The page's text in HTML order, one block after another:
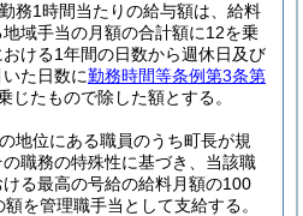
務1時間当たりの給与額は、給料
域手当の月額の合計額に12を乗
ける1年間の日数から週休日及び
た日数に勤務時間等条例第3条第
じたもので除した額とする。
地位にある職員のうち町長が規
職務の特殊性に基づき、当該職
る最高の号給の給料月額の100
を管理職手当として支給する。